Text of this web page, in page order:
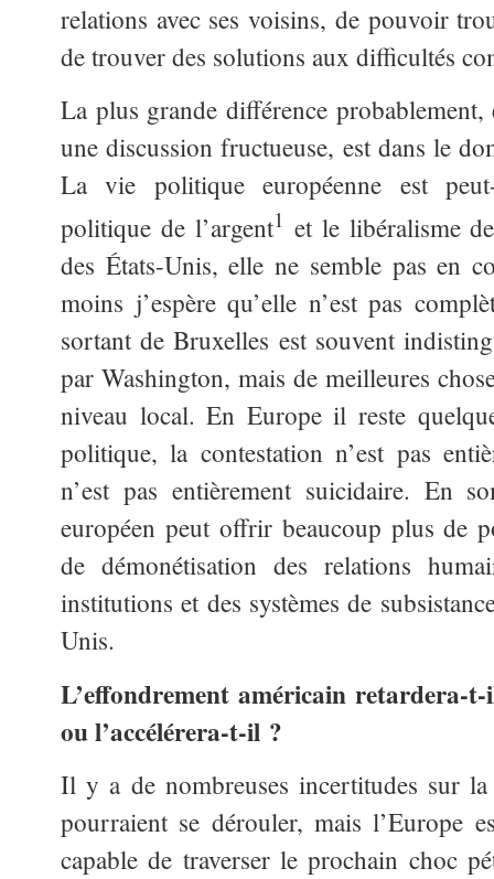
relations avec ses voisins, de pouvoir
de trouver des solutions aux difficultés
La plus grande différence
une discussion fructueuse, est dans le
La vie politique européenne est
politique de l’argent1 et le libéralisme
des États-Unis, elle ne semble pas en
moins j’espère qu’elle n’est pas
sortant de Bruxelles est souvent
par Washington, mais de meilleures
niveau local. En Europe il reste
politique, la contestation n’est pas
n’est pas entièrement suicidaire. En
européen peut offrir beaucoup plus de
de démonétisation des relations
institutions et des systèmes de
Unis.
L’effondrement américain retardera-
ou l’accélérera-t-il ?
Il y a de nombreuses incertitudes sur
pourraient se dérouler, mais l’Europe
capable de traverser le prochain choc